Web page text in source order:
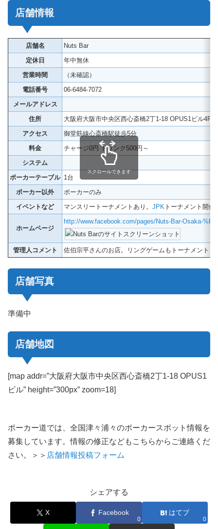
店舗情報
店舗名
Nuts Bar
定休日
年中無休
営業時間
（未確認）
電話番号
06-6484-7072
メールアドレス
住所
大阪府大阪市中央区西心斎橋2丁1-18 OPUS1ビル4F
アクセス
御堂筋線心斎橋駅徒歩5分
料金
チャージ0円 ドリンク500円～
システム
ポーカーテーブル 1台
ポーカー以外
ポーカーのみ
イベントなど
マンスリートーナメントあり。 JPK トーナメント開催
ホームページ
http://www.facebook.com/pages/Nuts-Bar-Osaka-
管理人コメント 佐伯宗平さんのお店。リングゲームもトーナメント
スクロールできます
店舗写真
準備中
店舗地図
[map addr=”大阪府大阪市中央区西心斎橋2丁1-18 OPUS1
ビル” height=”300px” zoom=18]
ポーカー道では、全国津々浦々のポーカースポット情報を
募集しています。情報の修正などもこちらからご連絡くだ
さい。＞＞ 店舗情報投稿フォーム
シェアする
X Facebook
0
はてブ
0